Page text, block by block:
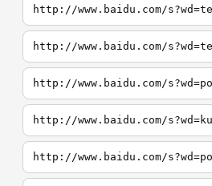
http://www.baidu.com/
http://www.baidu.com/
http://www.baidu.com/
http://www.baidu.com/
http://www.baidu.com/